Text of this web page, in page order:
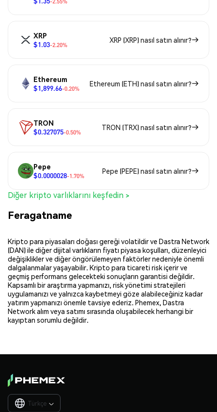
XRP
$1.03-2.20%
XRP (XRP) nasıl satın alınır?
Ethereum
$1,899.66-0.20%
Ethereum (ETH) nasıl satın alınır?
TRON
$0.327075-0.50%
TRON (TRX) nasıl satın alınır?
Pepe
$0.0000028-1.70%
Pepe (PEPE) nasıl satın alınır?
Diğer kripto varlıklarını keşfedin >
Feragatname
Kripto para piyasaları doğası gereği volatildir ve Dastra Network
(DAN) ile diğer dijital varlıkların fiyatı piyasa koşulları, düzenleyici
değişiklikler ve diğer öngörülemeyen faktörler nedeniyle önemli
dalgalanmalar yaşayabilir. Kripto para ticareti risk içerir ve
geçmiş performans gelecekteki sonuçların garantisi değildir.
Kapsamlı bir araştırma yapmanızı, risk yönetimi stratejileri
uygulamanızı ve yalnızca kaybetmeyi göze alabileceğiniz kadar
yatırım yapmanızı önemle tavsiye ederiz. Phemex, Dastra
Network alım veya satımı sırasında oluşabilecek herhangi bir
kayıptan sorumlu değildir.
Türkçe 